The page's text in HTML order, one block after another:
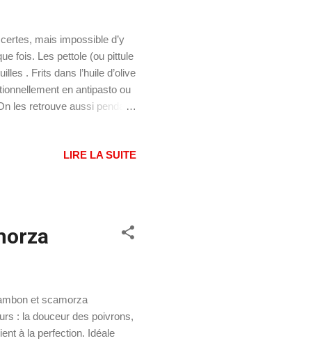
mais impossible d’y
fois. Les pettole (ou pittule
. Frits dans l’huile d’olive
en antipasto ou
les retrouve aussi pendant
se savourer simplement
LIRE LA SUITE
et scamorza
: la douceur des poivrons,
à la perfection. Idéale